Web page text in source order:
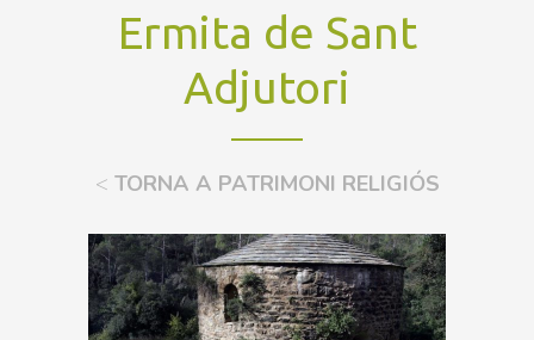
Ermita de Sant
Adjutori
< TORNA A PATRIMONI RELIGIÓS